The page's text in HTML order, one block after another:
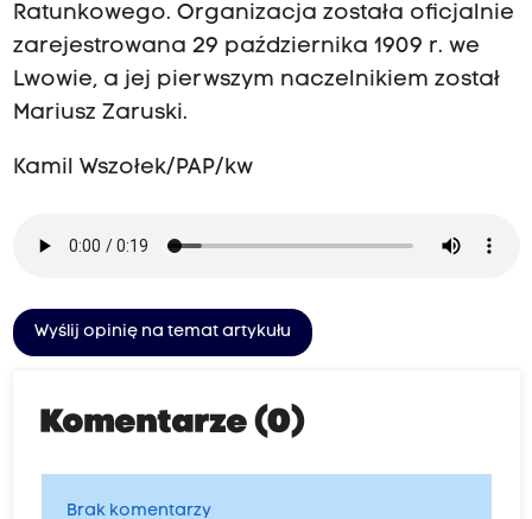
Ratunkowego. Organizacja została oficjalnie
zarejestrowana 29 października 1909 r. we
Lwowie, a jej pierwszym naczelnikiem został
Mariusz Zaruski.
Kamil Wszołek/PAP/kw
Wyślij opinię na temat artykułu
Komentarze (0)
Brak komentarzy